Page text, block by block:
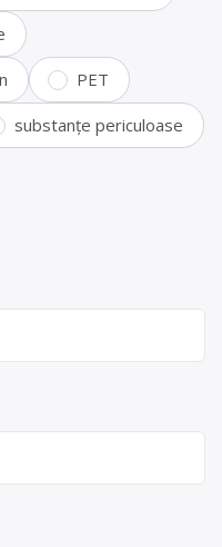
PET
substanțe periculoase